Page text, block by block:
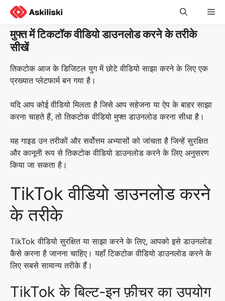
Skip
content
मुफ्त में टिकटॉक वीडियो डाउनलोड करने के तरीके
सीखें
तिकटोक आज के डिजिटल युग में छोटे वीडियो साझा करने के लिए एक
प्रख्यात प्लेटफार्म बन गया है।
यदि आप कोई वीडियो मिलता है जिसे आप सहेजना या ऐप के बाहर साझा
करना चाहते हैं, तो तिकटोक वीडियो मुफ्त डाउनलोड करना सीधा है।
यह गाइड उन तरीकों और सर्वोत्तम अभ्यासों को जांचता है जिन्हें सुरक्षित
और कानूनी रूप से तिकटोक वीडियो डाउनलोड करने के लिए अनुसरण
किया जा सकता है।
TikTok वीडियो डाउनलोड करने
के तरीके
TikTok वीडियो सुरक्षित या साझा करने के लिए, आपको इसे डाउनलोड
कैसे करना है जानना चाहिए। यहाँ टिकटोक वीडियो डाउनलोड करने के
लिए सबसे सामान्य तरीके हैं।
TikTok के बिल्ट-इन फ़ीचर का उपयोग